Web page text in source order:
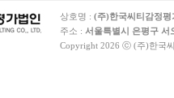
상호명 : (주)한국씨티감정평
주소 : 서울특별시 은평구 서
Copyright 2026 ⓒ (주)한국